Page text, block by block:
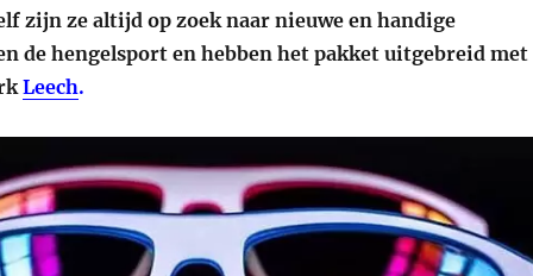
zijn ze altijd op zoek naar nieuwe en handige
de hengelsport en hebben het pakket uitgebreid met
Leech.